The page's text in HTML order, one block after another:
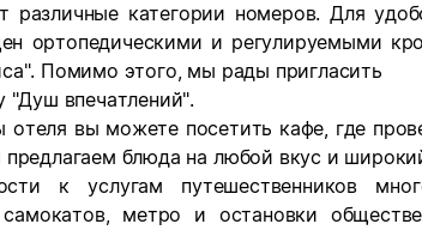
различные категории номеров. Для
ортопедическими и регулируемыми
Помимо этого, мы рады пригласить
"Душ впечатлений".
отеля вы можете посетить кафе, где
блюда на любой вкус и
к услугам путешественников
метро и остановки